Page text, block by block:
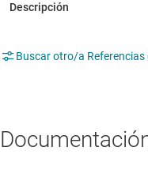
Buscar otro/a Referencias